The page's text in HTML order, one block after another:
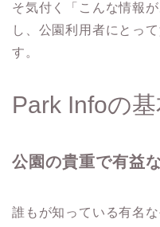
そ気付く「こんな情報
し、公園利用者にとっ
す。
Park Infoの
公園の貴重で有益
誰もが知っている有名